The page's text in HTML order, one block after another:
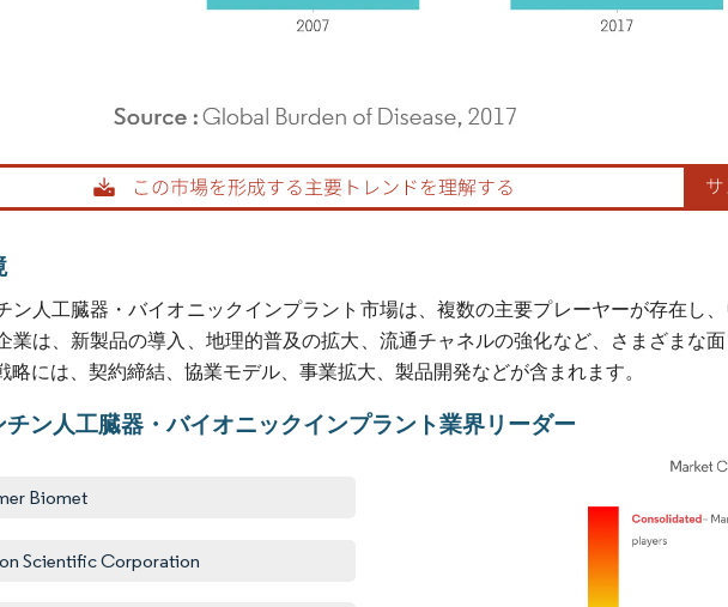
Intelligence。再利用にはCC BY 4.0の表示が必要です。
ン人工臓器・バイオニックインプラント市場は、複数の主要プレーヤーが存在し
業は、新製品の導入、地理的普及の拡大、流通チャネルの強化など、さまざまな
略には、契約締結、協業モデル、事業拡大、製品開発などが含まれます。
チン人工臓器・バイオニックインプラント業界リーダー
Biomet
Scientific Corporation